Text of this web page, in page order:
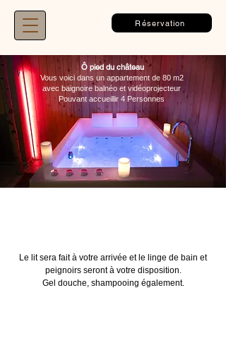
Réservation
​Ô pied du château
Vous voici dans un appartement de 80 m2
avec baignoire balnéo et vidéoprojecteur
Pouvant accueillir 4 Personnes
Le lit sera fait à votre arrivée et le linge de bain et
peignoirs seront à votre disposition.
Gel douche, shampooing également.